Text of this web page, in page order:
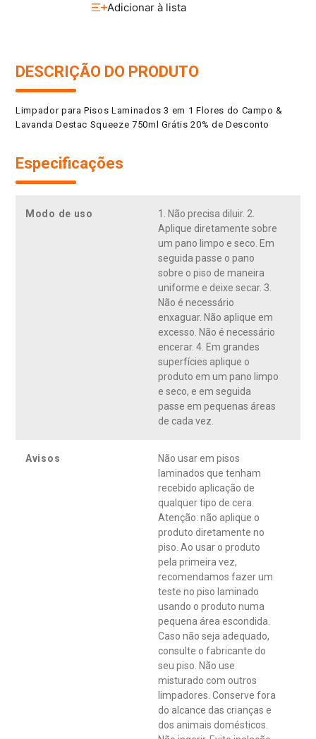
DESCRIÇÃO DO PRODUTO
Limpador para Pisos Laminados 3 em 1 Flores do Campo &
Lavanda Destac Squeeze 750ml Grátis 20% de Desconto
Especificações
Modo de uso
1. Não precisa diluir. 2.
Aplique diretamente sobre
um pano limpo e seco. Em
seguida passe o pano
sobre o piso de maneira
uniforme e deixe secar. 3.
Não é necessário
enxaguar. Não aplique em
excesso. Não é necessário
encerar. 4. Em grandes
superfícies aplique o
produto em um pano limpo
e seco, e em seguida
passe em pequenas áreas
de cada vez.
Avisos
Não usar em pisos
laminados que tenham
recebido aplicação de
qualquer tipo de cera.
Atenção: não aplique o
produto diretamente no
piso. Ao usar o produto
pela primeira vez,
recomendamos fazer um
teste no piso laminado
usando o produto numa
pequena área escondida.
Caso não seja adequado,
consulte o fabricante do
seu piso. Não use
misturado com outros
limpadores. Conserve fora
do alcance das crianças e
dos animais domésticos.